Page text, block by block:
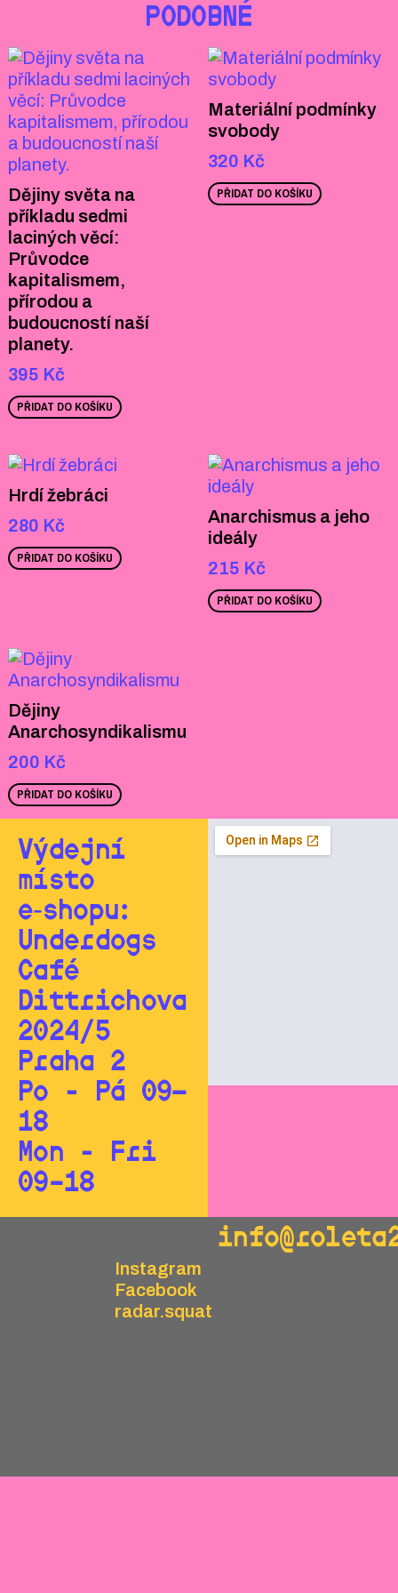
PODOBNÉ
Dějiny světa na
příkladu sedmi
laciných věcí:
Průvodce
kapitalismem,
přírodou a
budoucností naší
planety.
395 Kč
PŘIDAT DO KOŠÍKU
Materiální podmínky
svobody
320 Kč
PŘIDAT DO KOŠÍKU
Hrdí žebráci
280 Kč
PŘIDAT DO KOŠÍKU
Anarchismus a jeho
ideály
215 Kč
PŘIDAT DO KOŠÍKU
Dějiny
Anarchosyndikalismu
200 Kč
PŘIDAT DO KOŠÍKU
Výdejní
místo
e‑shopu:
Underdogs
Café
Dittrichova
2024/5
Praha 2
Po - Pá 09—
18
Mon - Fri
09–18
Instagram
Facebook
radar.squat